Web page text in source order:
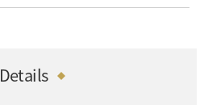
Details